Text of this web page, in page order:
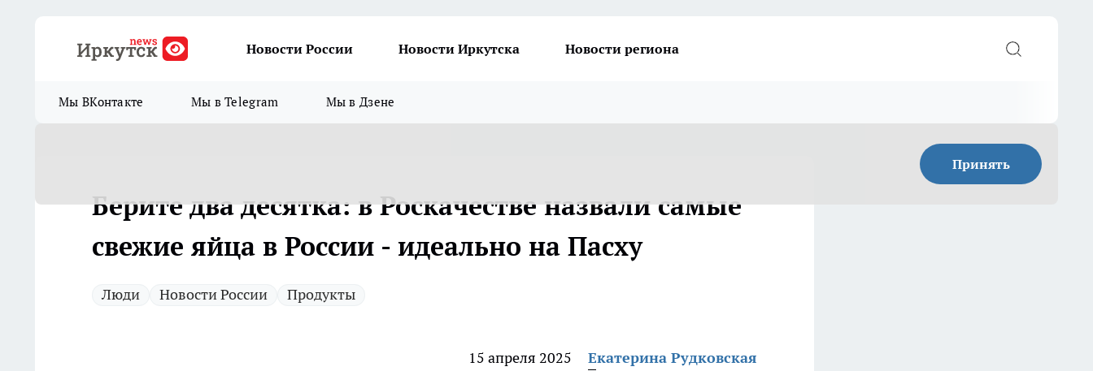
Новости России Новости Иркутска Новости региона
Мы ВКонтакте Мы в Telegram Мы в Дзене
Принять
Берите два десятка: в Роскачестве назвали самые
свежие яйца в России - идеально на Пасху
Люди Новости России Продукты
15 апреля 2025 Екатерина Рудковская